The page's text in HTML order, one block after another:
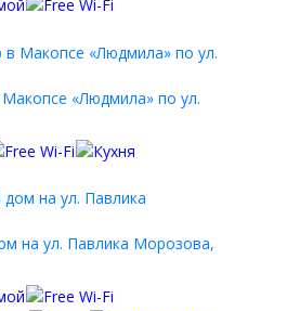
«Людмила» по ул.
на ул. Павлика Морозова,